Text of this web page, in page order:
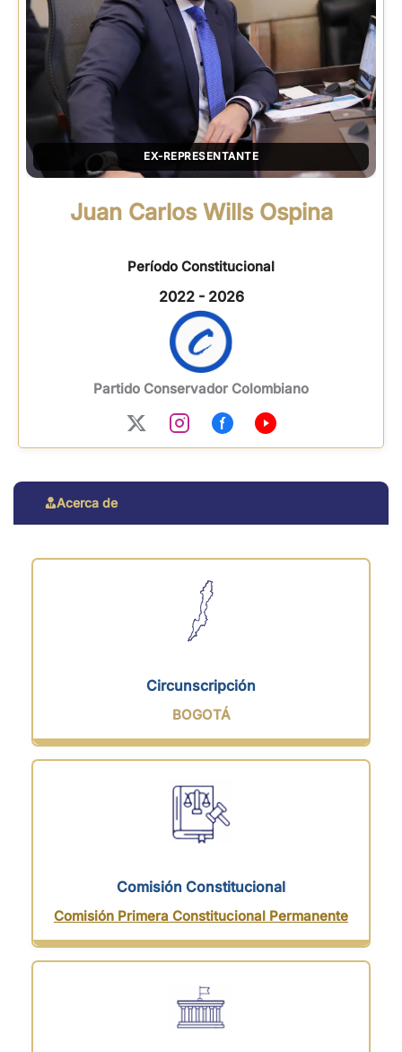
EX-REPRESENTANTE
Juan Carlos Wills Ospina
Período Constitucional
2022 - 2026
Partido Conservador Colombiano
Acerca de
Circunscripción
BOGOTÁ
Comisión Constitucional
Comisión Primera Constitucional Permanente